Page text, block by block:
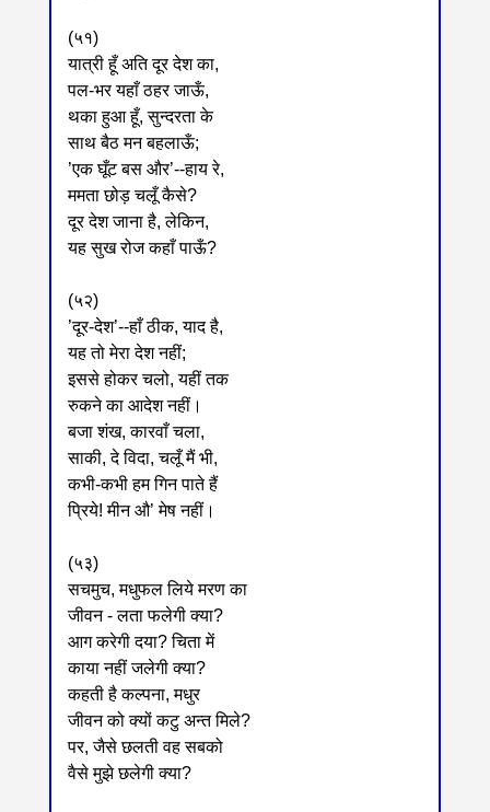
(५१)
यात्री हूँ अति दूर देश का,
पल-भर यहाँ ठहर जाऊँ,
थका हुआ हूँ, सुन्दरता के
साथ बैठ मन बहलाऊँ;
’एक घूँट बस और’--हाय रे,
ममता छोड़ चलूँ कैसे?
दूर देश जाना है, लेकिन,
यह सुख रोज कहाँ पाऊँ?
(५२)
’दूर-देश’--हाँ ठीक, याद है,
यह तो मेरा देश नहीं;
इससे होकर चलो, यहीं तक
रुकने का आदेश नहीं।
बजा शंख, कारवाँ चला,
साकी, दे विदा, चलूँ मैं भी,
कभी-कभी हम गिन पाते हैं
प्रिये! मीन औ’ मेष नहीं।
(५३)
सचमुच, मधुफल लिये मरण का
जीवन - लता फलेगी क्या?
आग करेगी दया? चिता में
काया नहीं जलेगी क्या?
कहती है कल्पना, मधुर
जीवन को क्यों कटु अन्त मिले?
पर, जैसे छलती वह सबको
वैसे मुझे छलेगी क्या?